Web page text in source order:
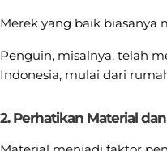
Merek yang baik
Penguin, misalnya, telah
Indonesia, mulai dari
2. Perhatikan Material